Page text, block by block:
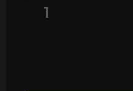
Количество